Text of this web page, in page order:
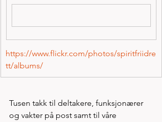
https://www.flickr.com/photos/spiritfriidre
tt/albums/
Tusen takk til deltakere, funksjonærer
og vakter på post samt til våre